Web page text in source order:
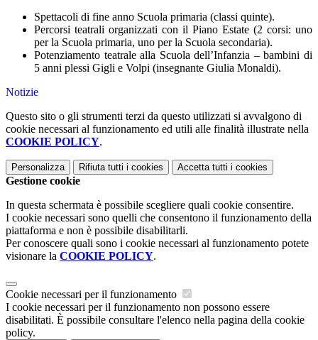
Spettacoli di fine anno Scuola primaria (classi quinte).
Percorsi teatrali organizzati con il Piano Estate (2 corsi: uno
per la Scuola primaria, uno per la Scuola secondaria).
Potenziamento teatrale alla Scuola dell’Infanzia – bambini di
5 anni plessi Gigli e Volpi (insegnante Giulia Monaldi).
Notizie
Questo sito o gli strumenti terzi da questo utilizzati si avvalgono di
cookie necessari al funzionamento ed utili alle finalità illustrate nella
COOKIE POLICY.
Personalizza Rifiuta tutti i cookies Accetta tutti i cookies
Gestione cookie
In questa schermata è possibile scegliere quali cookie consentire.
I cookie necessari sono quelli che consentono il funzionamento della
piattaforma e non è possibile disabilitarli.
Per conoscere quali sono i cookie necessari al funzionamento potete
visionare la COOKIE POLICY.
Cookie necessari per il funzionamento
I cookie necessari per il funzionamento non possono essere
disabilitati. È possibile consultare l'elenco nella pagina della cookie
policy.